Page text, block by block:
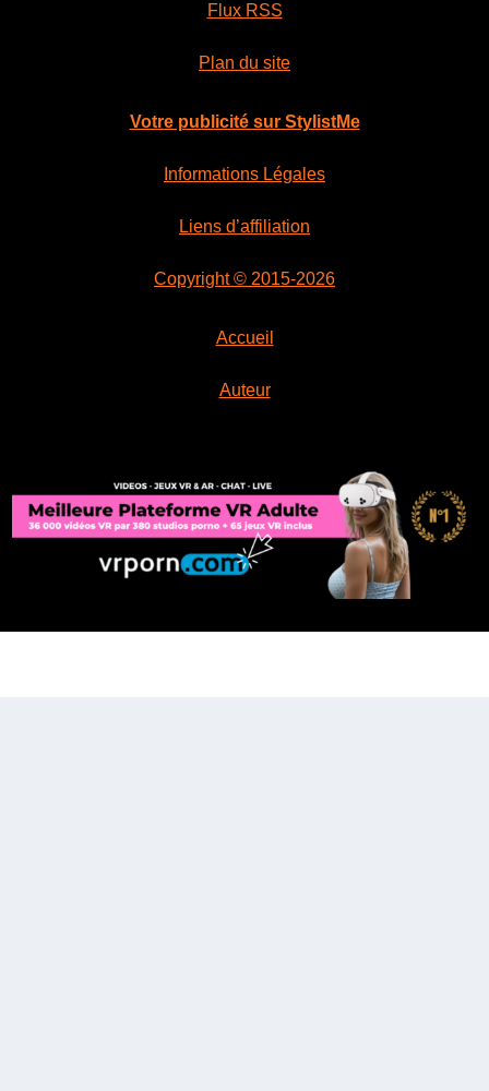
Flux RSS
Plan du site
Votre publicité sur StylistMe
Informations Légales
Liens d’affiliation
Copyright © 2015-2026
Accueil
Auteur